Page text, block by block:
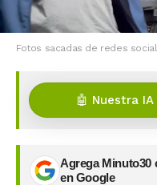
Fotos sacadas de redes
🤖 Nuestra
Agrega Minuto30
en Google